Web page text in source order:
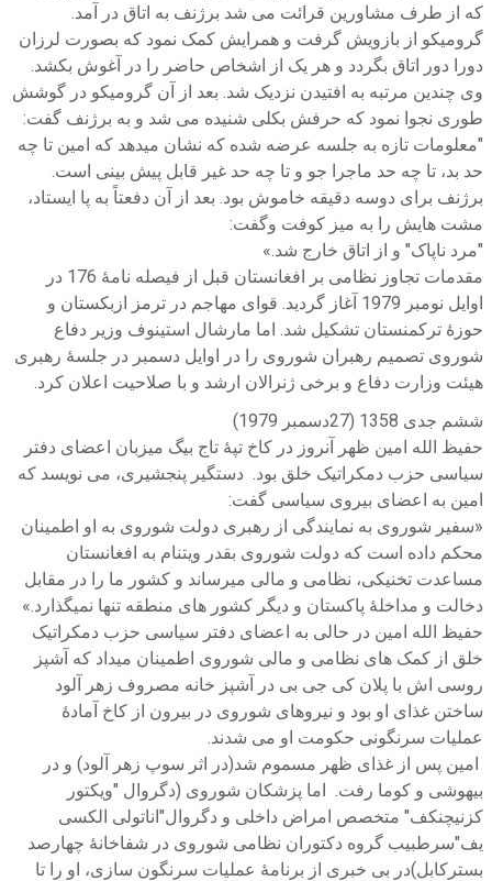
که از طرف مشاورین قرائت می شد برژنف به اتاق در آمد.
گرومیکو از بازویش گرفت و همرایش کمک نمود که بصورت لرزان
دورا دور اتاق بگردد و هر یک از اشخاص حاضر را در آغوش بکشد.
وی چندین مرتبه به افتیدن نزدیک شد. بعد از آن گرومیکو در گوشش
طوری نجوا نمود که حرفش بکلی شنیده می شد و به برژنف گفت:
"معلومات تازه به جلسه عرضه شده که نشان میدهد که امین تا چه
حد بد، تا چه حد ماجرا جو و تا چه حد غیر قابل پیش بینی است.
برژنف برای دوسه دقیقه خاموش بود. بعد از آن دفعتاً به پا ایستاد،
مشت هایش را به میز کوفت وگفت:
"مرد ناپاک" و از اتاق خارج شد.»
مقدمات تجاوز نظامی بر افغانستان قبل از فیصله نامۀ 176 در
اوایل نومبر 1979 آغاز گردید. قوای مهاجم در ترمز ازبکستان و
حوزۀ ترکمنستان تشکیل شد. اما مارشال استینوف وزیر دفاع
شوروی تصمیم رهبران شوروی را در اوایل دسمبر در جلسۀ رهبری
هیئت وزارت دفاع و برخی ژنرالان ارشد و با صلاحیت اعلان کرد.
ششم جدی 1358 (27دسمبر 1979)
حفیظ الله امین ظهر آنروز در کاخ تپۀ تاج بیگ میزبان اعضای دفتر
سیاسی حزب دمکراتیک خلق بود. دستگیر پنجشیری، می نویسد که
امین به اعضای بیروی سیاسی گفت:
«سفیر شوروی به نمایندگی از رهبری دولت شوروی به او اطمینان
محکم داده است که دولت شوروی بقدر ویتنام به افغانستان
مساعدت تخنیکی، نظامی و مالی میرساند و کشور ما را در مقابل
دخالت و مداخلۀ پاکستان و دیگر کشور های منطقه تنها نمیگذارد.»
حفیظ الله امین در حالی به اعضای دفتر سیاسی حزب دمکراتیک
خلق از کمک های نظامی و مالی شوروی اطمینان میداد که آشپز
روسی اش با پلان کی جی بی در آشپز خانه مصروف زهر آلود
ساختن غذای او بود و نیروهای شوروی در بیرون از کاخ آمادۀ
عملیات سرنگونی حکومت او می شدند.
امین پس از غذای ظهر مسموم شد(در اثر سوپ زهر آلود) و در
بیهوشی و کوما رفت. اما پزشکان شوروی (دگروال "ویکتور
کزنیچنکف" متخصص امراض داخلی و دگروال"اناتولی الکسی
یف"سرطبیب گروه دکتوران نظامی شوروی در شفاخانۀ چهارصد
بسترکابل)در بی خبری از برنامۀ عملیات سرنگون سازی، او را تا